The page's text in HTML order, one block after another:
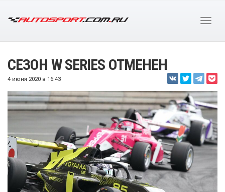
СЕЗОН W SERIES ОТМЕНЕН
4 июня 2020 в 16:43